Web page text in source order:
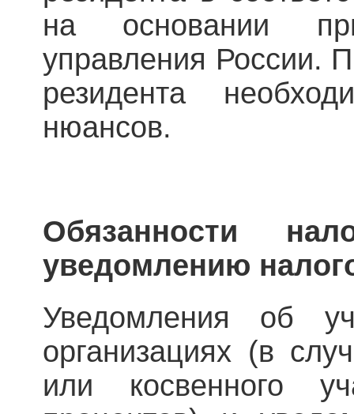
на основании
управления России.
резидента
нюансов.
Обязанности
уведомлению
Уведомления об
организациях (в
или косвенного